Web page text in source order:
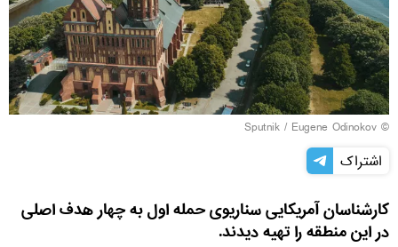
© Sputnik / Eugene Odinokov
اشتراک
کارشناسان آمریکایی سناریوی حمله اول به چهار هدف اصلی
در این منطقه را تهیه دیدند.